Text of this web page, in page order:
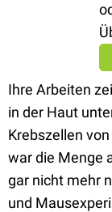
Ihre Arbeiten
in der Haut
Krebszellen
war die Menge
gar nicht mehr
und